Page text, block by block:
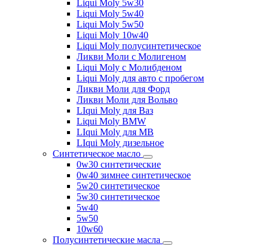
Liqui Moly 5w30
Liqui Moly 5w40
Liqui Moly 5w50
Liqui Moly 10w40
Liqui Moly полусинтетическое
Ликви Моли с Молигеном
Liqui Moly с Молибденом
Liqui Moly для авто с пробегом
Ликви Моли для Форд
Ликви Моли для Вольво
LIqui Moly для Ваз
Liqui Moly BMW
LIqui Moly для MB
LIqui Moly дизельное
Синтетическое масло
0w30 синтетические
0w40 зимнее синтетическое
5w20 синтетическое
5w30 синтетическое
5w40
5w50
10w60
Полусинтетические масла